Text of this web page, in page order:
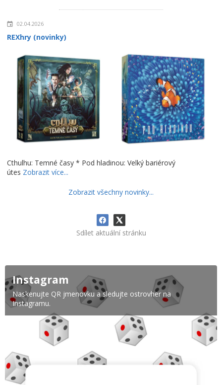
02.04.2026
REXhry (novinky)
Cthulhu: Temné časy * Pod hladinou: Velký bariérový
útes Zobrazit více...
Zobrazit všechny novinky...
Sdílet aktuální stránku
Instagram
Naskenujte QR jmenovku a sledujte ostrovher na
Instagramu.